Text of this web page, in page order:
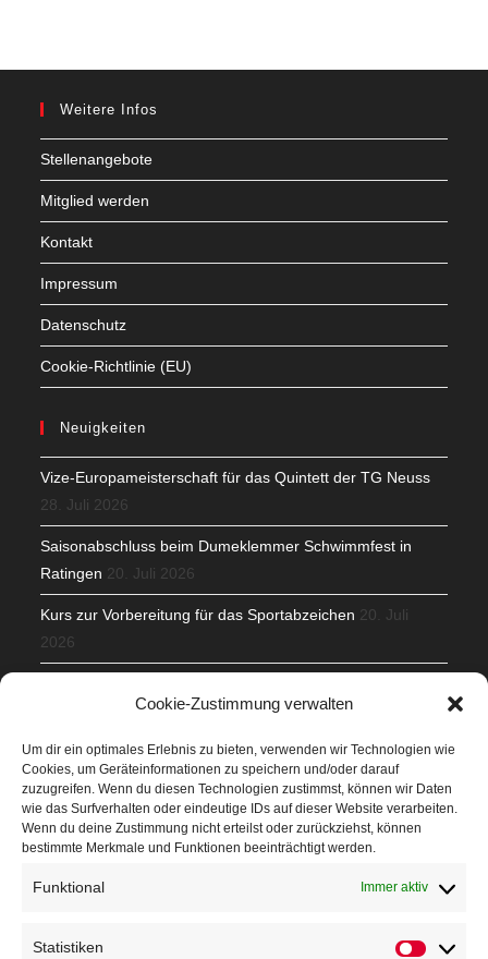
Cookie-Zustimmung verwalten
Um dir ein optimales Erlebnis zu bieten, verwenden wir Technologien wie
Cookies, um Geräteinformationen zu speichern und/oder darauf
zuzugreifen. Wenn du diesen Technologien zustimmst, können wir Daten
wie das Surfverhalten oder eindeutige IDs auf dieser Website verarbeiten.
Wenn du deine Zustimmung nicht erteilst oder zurückziehst, können
bestimmte Merkmale und Funktionen beeinträchtigt werden.
Funktional Immer aktiv
Statistiken
Weitere Infos
Stellenangebote
Mitglied werden
Kontakt
Impressum
Datenschutz
Cookie-Richtlinie (EU)
Neuigkeiten
Vize-Europameisterschaft für das Quintett der TG Neuss
28. Juli 2026
Saisonabschluss beim Dumeklemmer Schwimmfest in
Ratingen 20. Juli 2026
Kurs zur Vorbereitung für das Sportabzeichen 20. Juli
2026
Veranstaltungen
Höffner Run